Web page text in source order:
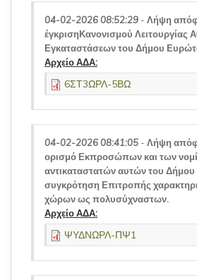
04-02-2026 08:52:29 - Λήψη
έγκρισηΚανονισμού Λειτουργίας
Εγκαταστάσεων του Δήμου
Αρχείο ΑΔΑ:
6ΣΤ3ΩΡΛ-5ΒΩ
04-02-2026 08:41:05 - Λήψη
ορισμό Εκπροσώπων και των
αντικαταστατών αυτών του
συγκρότηση Επιτροπής
χώρων ως πολυσύχναστων.
Αρχείο ΑΔΑ:
ΨΥΔΝΩΡΛ-ΠΨ1